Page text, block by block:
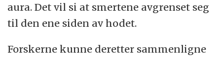
aura. Det vil si at smertene avgrenset seg
til den ene siden av hodet.
Forskerne kunne deretter sammenligne